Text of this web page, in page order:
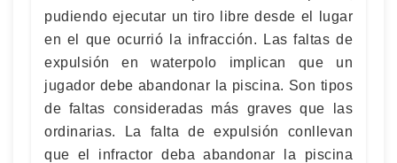
pudiendo ejecutar un tiro libre desde el lugar
en el que ocurrió la infracción. Las faltas de
expulsión en waterpolo implican que un
jugador debe abandonar la piscina. Son tipos
de faltas consideradas más graves que las
ordinarias. La falta de expulsión conllevan
que el infractor deba abandonar la piscina